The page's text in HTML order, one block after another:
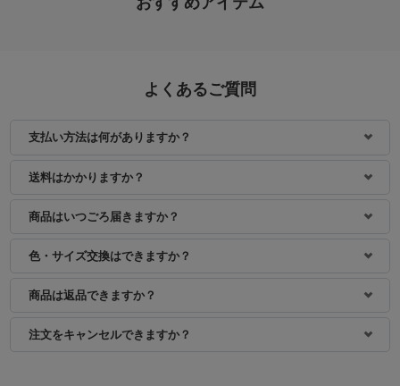
よくあるご質問
支払い方法は何がありますか？
送料はかかりますか？
商品はいつごろ届きますか？
色・サイズ交換はできますか？
商品は返品できますか？
注文をキャンセルできますか？